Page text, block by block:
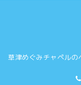
草津めぐみチャペル